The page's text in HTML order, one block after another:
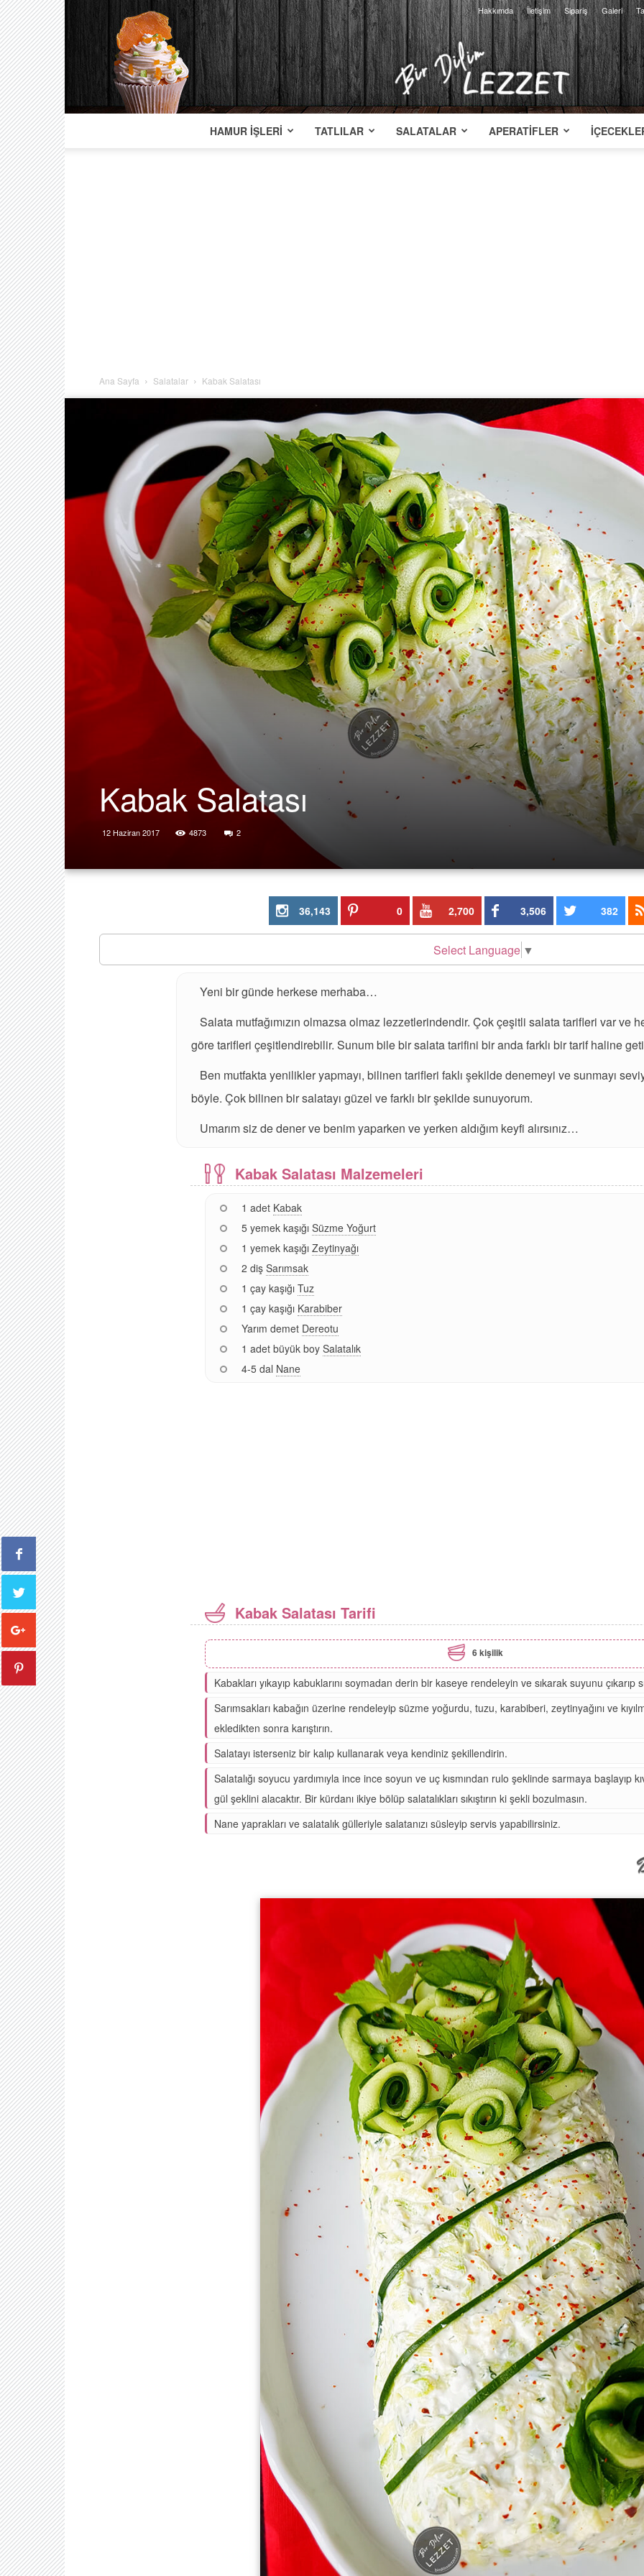
Hakkımda İletişim Sipariş Galeri
HAMUR İŞLERI TATLILAR SALATALAR APERATIFLER
Ana Sayfa Salatalar Kabak Salatası
Kabak Salatası
12 Haziran 2017 4873 2
36,143 0 2,700 3,506 382
Select Language ▼
Yeni bir günde herkese merhaba…
Salata mutfağımızın olmazsa olmaz lezzetlerindendir. Çok çeşitli salata tarifleri var ve
göre tarifleri çeşitlendirebilir. Sunum bile bir salata tarifini bir anda farklı bir tarif haline
Ben mutfakta yenilikler yapmayı, bilinen tarifleri faklı şekilde denemeyi ve sunmayı
böyle. Çok bilinen bir salatayı güzel ve farklı bir şekilde sunuyorum.
Umarım siz de dener ve benim yaparken ve yerken aldığım keyfi alırsınız…
Kabak Salatası Malzemeleri
1 adet Kabak
5 yemek kaşığı Süzme Yoğurt
1 yemek kaşığı Zeytinyağı
2 diş Sarımsak
1 çay kaşığı Tuz
1 çay kaşığı Karabiber
Yarım demet Dereotu
1 adet büyük boy Salatalık
4-5 dal Nane
Kabak Salatası Tarifi
6 kişilik
Kabakları yıkayıp kabuklarını soymadan derin bir kaseye rendeleyin ve sıkarak suyunu çıkarıp
Sarımsakları kabağın üzerine rendeleyip süzme yoğurdu, tuzu, karabiberi, zeytinyağını ve
ekledikten sonra karıştırın.
Salatayı isterseniz bir kalıp kullanarak veya kendiniz şekillendirin.
Salatalığı soyucu yardımıyla ince ince soyun ve uç kısmından rulo şeklinde sarmaya başlayıp
gül şeklini alacaktır. Bir kürdanı ikiye bölüp salatalıkları sıkıştırın ki şekli bozulmasın.
Nane yaprakları ve salatalık gülleriyle salatanızı süsleyip servis yapabilirsiniz.